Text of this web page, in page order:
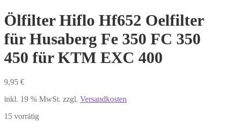
Ölfilter Hiflo Hf652 Oelfilter
für Husaberg Fe 350 FC 350
450 für KTM EXC 400
9,95 €
inkl. 19 % MwSt. zzgl. Versandkosten
15 vorrätig